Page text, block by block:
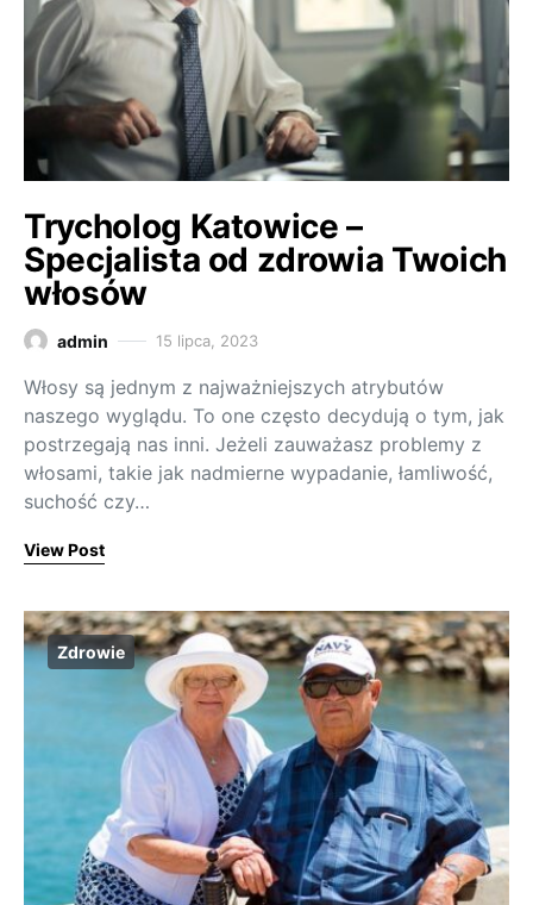
Trycholog Katowice –
Specjalista od zdrowia Twoich
włosów
admin 15 lipca, 2023
Włosy są jednym z najważniejszych atrybutów
naszego wyglądu. To one często decydują o tym, jak
postrzegają nas inni. Jeżeli zauważasz problemy z
włosami, takie jak nadmierne wypadanie, łamliwość,
suchość czy…
View Post
Zdrowie